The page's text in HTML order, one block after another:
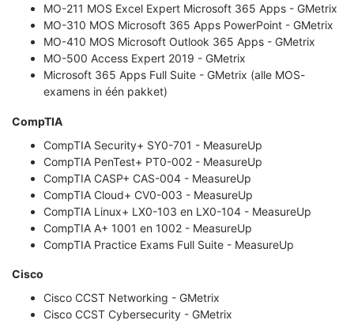
MO-211 MOS Excel Expert Microsoft 365 Apps - GMetrix
MO-310 MOS Microsoft 365 Apps PowerPoint - GMetrix
MO-410 MOS Microsoft Outlook 365 Apps - GMetrix
MO-500 Access Expert 2019 - GMetrix
Microsoft 365 Apps Full Suite - GMetrix (alle MOS-
examens in één pakket)
CompTIA
CompTIA Security+ SY0-701 - MeasureUp
CompTIA PenTest+ PT0-002 - MeasureUp
CompTIA CASP+ CAS-004 - MeasureUp
CompTIA Cloud+ CV0-003 - MeasureUp
CompTIA Linux+ LX0-103 en LX0-104 - MeasureUp
CompTIA A+ 1001 en 1002 - MeasureUp
CompTIA Practice Exams Full Suite - MeasureUp
Cisco
Cisco CCST Networking - GMetrix
Cisco CCST Cybersecurity - GMetrix